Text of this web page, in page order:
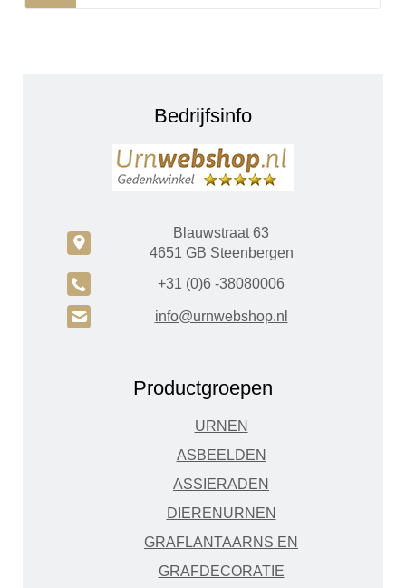
Bedrijfsinfo
c
Blauwstraat 63
4651 GB Steenbergen
A +31 (0)6 -38080006
H info@urnwebshop.nl
Productgroepen
URNEN
ASBEELDEN
ASSIERADEN
DIERENURNEN
GRAFLANTAARNS EN
GRAFDECORATIE